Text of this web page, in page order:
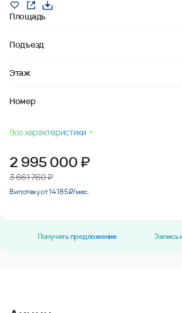
Площадь
Подъезд
Этаж
Номер
Все характеристики
2 995 000₽
3 661 760 ₽
В ипотеку от 14 185 ₽/мес.
Получить предложение Запись